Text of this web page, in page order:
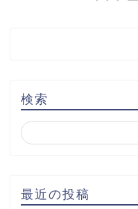
検索
最近の投稿